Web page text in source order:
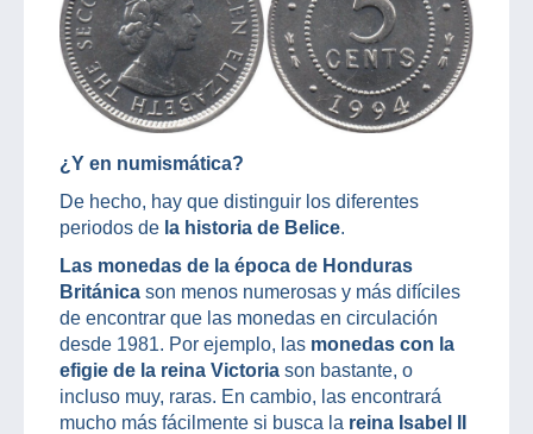
¿Y en numismática?
De hecho, hay que distinguir los diferentes
periodos de la historia de Belice.
Las monedas de la época de Honduras
Británica son menos numerosas y más difíciles
de encontrar que las monedas en circulación
desde 1981. Por ejemplo, las monedas con la
efigie de la reina Victoria son bastante, o
incluso muy, raras. En cambio, las encontrará
mucho más fácilmente si busca la reina Isabel II